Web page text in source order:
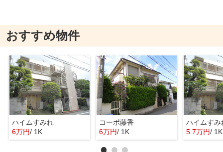
おすすめ物件
ハイムすみれ
6万円/ 1K
コーポ藤香
6万円/ 1K
ハイムすみ
5.7万円/ 1K